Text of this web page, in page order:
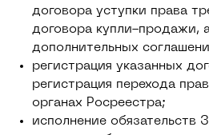
договора уступки права
договора купли-продажи,
дополнительных
регистрация указанных
регистрация перехода
органах Росреестра;
исполнение обязательств